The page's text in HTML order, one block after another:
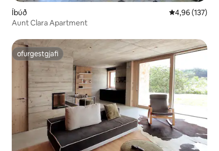
Íbúð 4,96 af 5 í
4,96 (137)
Aunt Clara Apartment
ofurgestgjafi
ofurgestgjafi